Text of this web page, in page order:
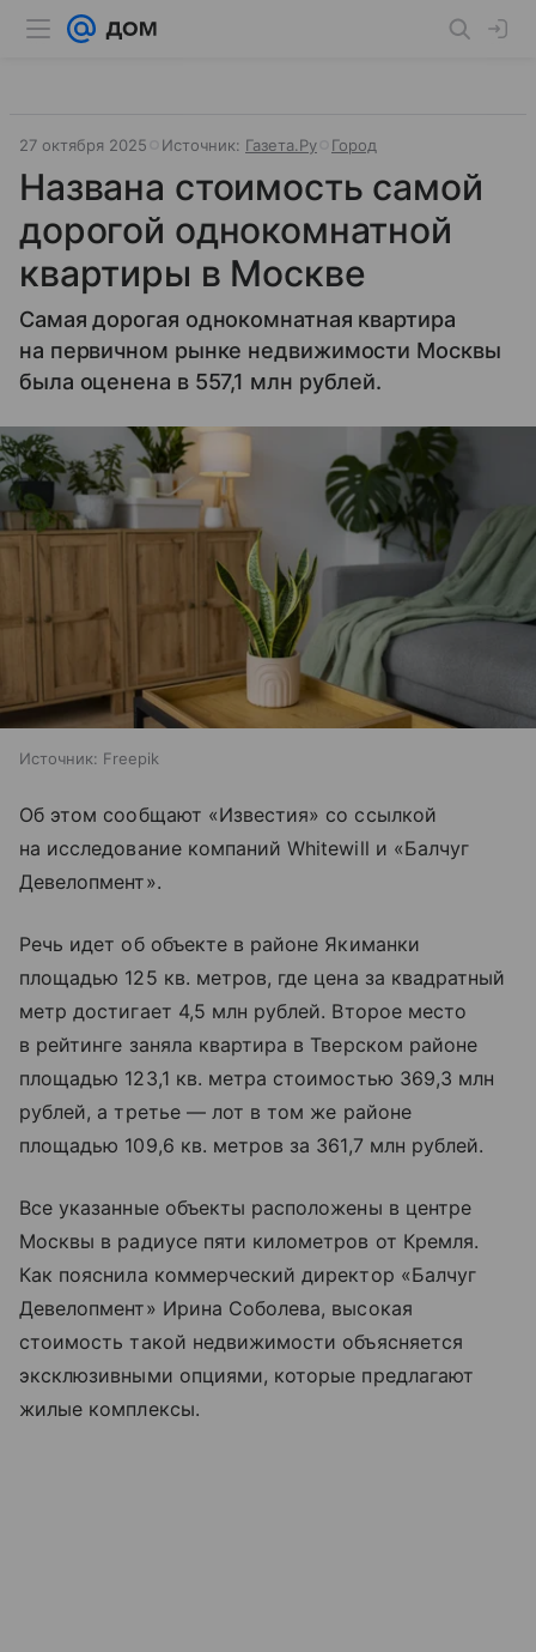
27 октября 2025 Источник: Газета.Ру Город
Названа стоимость самой
дорогой однокомнатной
квартиры в Москве
Самая дорогая однокомнатная квартира
на первичном рынке недвижимости Москвы
была оценена в 557,1 млн рублей.
Источник: Freepik
Об этом сообщают «Известия» со ссылкой
на исследование компаний Whitewill и «Балчуг
Девелопмент».
Речь идет об объекте в районе Якиманки
площадью 125 кв. метров, где цена за квадратный
метр достигает 4,5 млн рублей. Второе место
в рейтинге заняла квартира в Тверском районе
площадью 123,1 кв. метра стоимостью 369,3 млн
рублей, а третье — лот в том же районе
площадью 109,6 кв. метров за 361,7 млн рублей.
Все указанные объекты расположены в центре
Москвы в радиусе пяти километров от Кремля.
Как пояснила коммерческий директор «Балчуг
Девелопмент» Ирина Соболева, высокая
стоимость такой недвижимости объясняется
эксклюзивными опциями, которые предлагают
жилые комплексы.